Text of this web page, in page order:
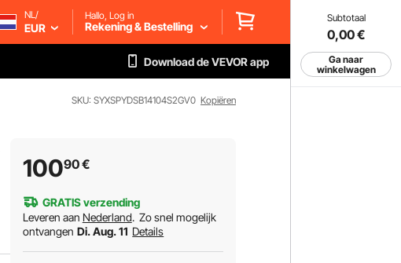
Subtotaal
0,00€
Ga naar
winkelwagen
NL/
EUR
Hallo, Log in
Rekening & Bestelling
Download de VEVOR app
SKU: SYXSPYDSB14104S2GV0 Kopiëren
10090€
GRATIS verzending
Leveren aan Nederland. Zo snel mogelijk
ontvangen Di. Aug. 11 Details